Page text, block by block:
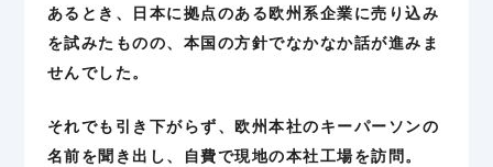
あるとき、日本に拠点のある欧州系企業に売り込み
を試みたものの、本国の方針でなかなか話が進みま
せんでした。
それでも引き下がらず、欧州本社のキーパーソンの
名前を聞き出し、自費で現地の本社工場を訪問。